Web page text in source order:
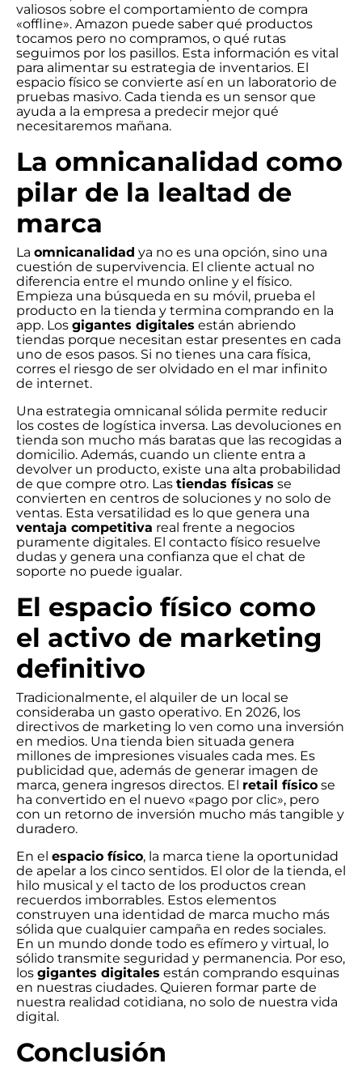
valiosos sobre el comportamiento de compra
«offline». Amazon puede saber qué productos
tocamos pero no compramos, o qué rutas
seguimos por los pasillos. Esta información es vital
para alimentar su estrategia de inventarios. El
espacio físico se convierte así en un laboratorio de
pruebas masivo. Cada tienda es un sensor que
ayuda a la empresa a predecir mejor qué
necesitaremos mañana.
La omnicanalidad como
pilar de la lealtad de
marca
La omnicanalidad ya no es una opción, sino una
cuestión de supervivencia. El cliente actual no
diferencia entre el mundo online y el físico.
Empieza una búsqueda en su móvil, prueba el
producto en la tienda y termina comprando en la
app. Los gigantes digitales están abriendo
tiendas porque necesitan estar presentes en cada
uno de esos pasos. Si no tienes una cara física,
corres el riesgo de ser olvidado en el mar infinito
de internet.
Una estrategia omnicanal sólida permite reducir
los costes de logística inversa. Las devoluciones en
tienda son mucho más baratas que las recogidas a
domicilio. Además, cuando un cliente entra a
devolver un producto, existe una alta probabilidad
de que compre otro. Las tiendas físicas se
convierten en centros de soluciones y no solo de
ventas. Esta versatilidad es lo que genera una
ventaja competitiva real frente a negocios
puramente digitales. El contacto físico resuelve
dudas y genera una confianza que el chat de
soporte no puede igualar.
El espacio físico como
el activo de marketing
definitivo
Tradicionalmente, el alquiler de un local se
consideraba un gasto operativo. En 2026, los
directivos de marketing lo ven como una inversión
en medios. Una tienda bien situada genera
millones de impresiones visuales cada mes. Es
publicidad que, además de generar imagen de
marca, genera ingresos directos. El retail físico se
ha convertido en el nuevo «pago por clic», pero
con un retorno de inversión mucho más tangible y
duradero.
En el espacio físico, la marca tiene la oportunidad
de apelar a los cinco sentidos. El olor de la tienda, el
hilo musical y el tacto de los productos crean
recuerdos imborrables. Estos elementos
construyen una identidad de marca mucho más
sólida que cualquier campaña en redes sociales.
En un mundo donde todo es efímero y virtual, lo
sólido transmite seguridad y permanencia. Por eso,
los gigantes digitales están comprando esquinas
en nuestras ciudades. Quieren formar parte de
nuestra realidad cotidiana, no solo de nuestra vida
digital.
Conclusión